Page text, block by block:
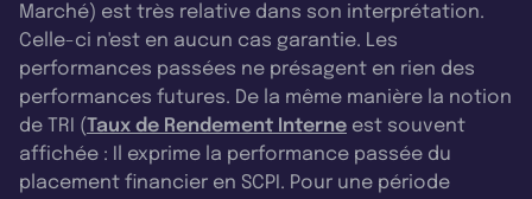
Marché) est très relative dans son interprétation.
Celle-ci n'est en aucun cas garantie. Les
performances passées ne présagent en rien des
performances futures. De la même manière la notion
de TRI (Taux de Rendement Interne est souvent
affichée : Il exprime la performance passée du
placement financier en SCPI. Pour une période